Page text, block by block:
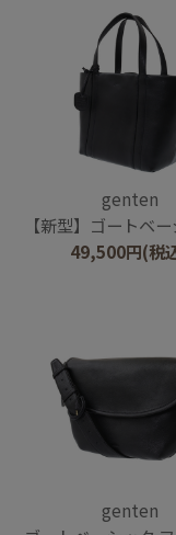
genten
【新型】ゴートベーシック ハン
49,500円(税
genten